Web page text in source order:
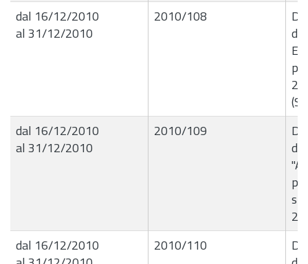
dal 16/12/2010
al 31/12/2010
2010/108
dal 16/12/2010
al 31/12/2010
2010/109
dal 16/12/2010
2010/110